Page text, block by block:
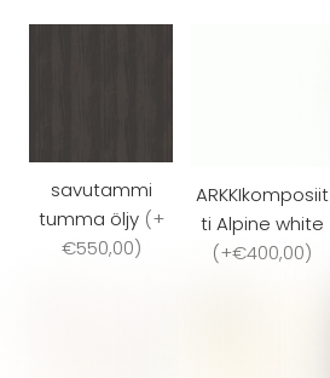
savutammi
tumma öljy (+
€550,00)
ARKKIkomposiit
ti Alpine white
(+€400,00)